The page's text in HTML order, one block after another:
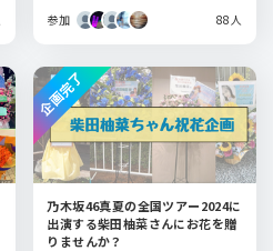
参加 88人
乃木坂46真夏の全国ツアー2024に
出演する柴田柚菜さんにお花を贈
りませんか？
企画完了